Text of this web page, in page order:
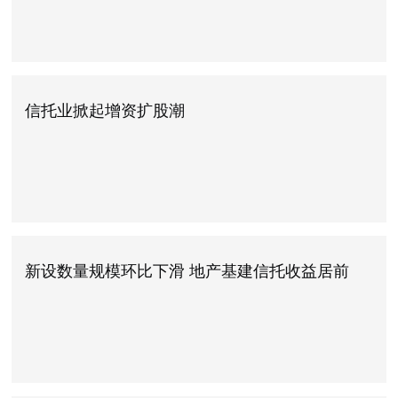
信托业掀起增资扩股潮
新设数量规模环比下滑 地产基建信托收益居前